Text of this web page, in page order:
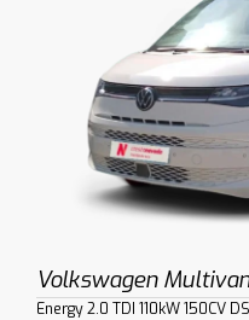
Volkswagen
Energy 2.0 TDI 110kW 150CV